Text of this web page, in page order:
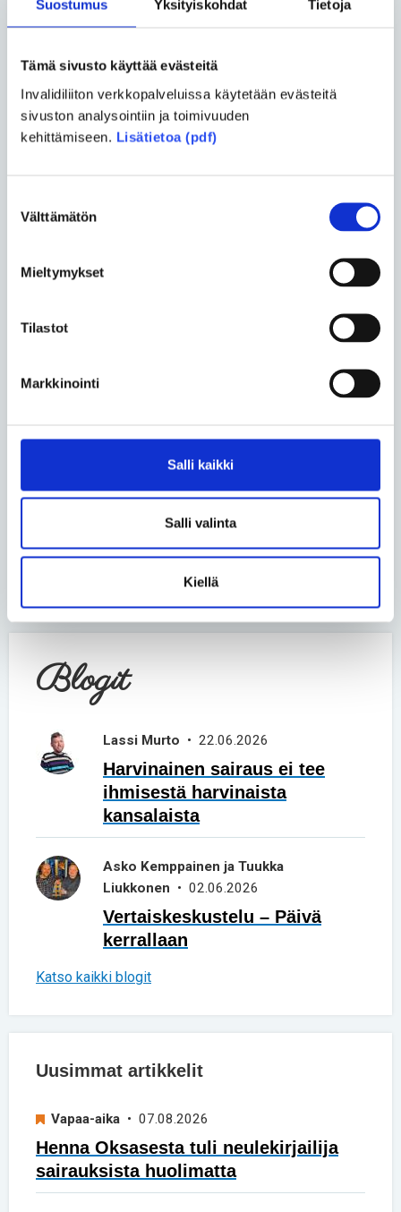
Suostumus Yksityiskohdat Tietoja
Tämä sivusto käyttää evästeitä
Invalidiliiton verkkopalveluissa käytetään evästeitä
sivuston analysointiin ja toimivuuden
kehittämiseen. Lisätietoa (pdf)
valinta
Välttämätön
Mieltymykset
Tilastot
Markkinointi
Salli kaikki
Salli valinta
Kiellä
Jaa Facebookissa
Jaa Twitterissä
Kommentoi
Otsikko *
Kommentti *
Blogit
Lassi Murto • 22.06.2026
Harvinainen sairaus ei tee
ihmisestä harvinaista
kansalaista
Asko Kemppainen ja Tuukka
Liukkonen • 02.06.2026
Vertaiskeskustelu – Päivä
kerrallaan
Katso kaikki blogit
Uusimmat artikkelit
Vapaa-aika • 07.08.2026
Henna Oksasesta tuli neulekirjailija
sairauksista huolimatta